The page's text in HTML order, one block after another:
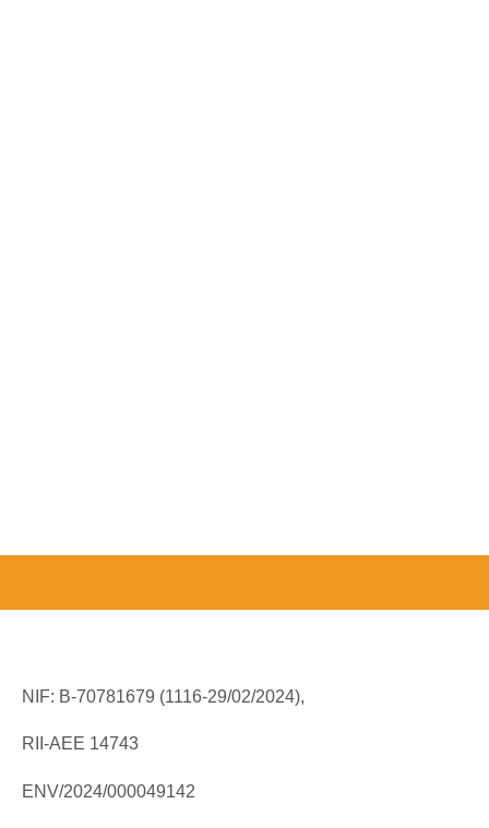
NIF: B-70781679 (1116-29/02/2024),
RII-AEE 14743
ENV/2024/000049142